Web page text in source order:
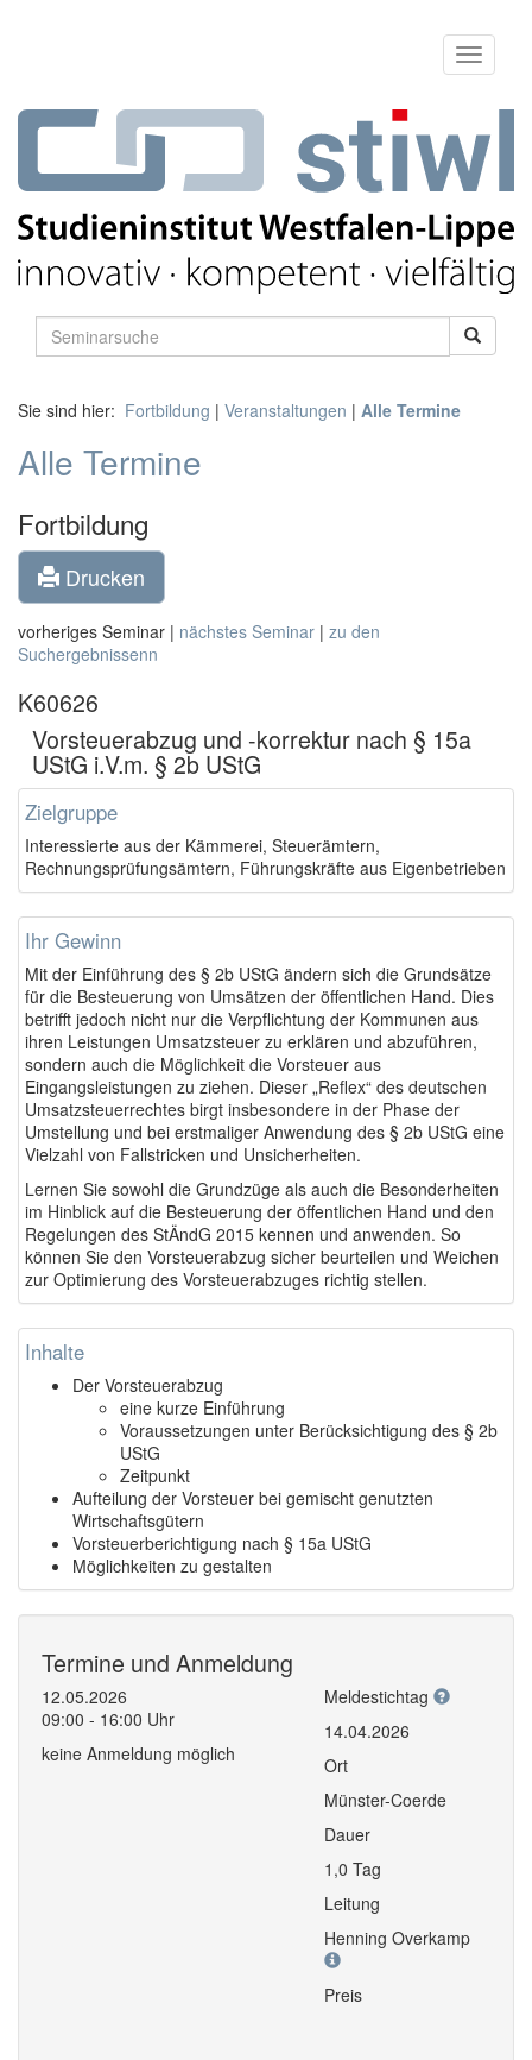
Sie sind hier: Fortbildung | Veranstaltungen | Alle Termine
Alle Termine
Fortbildung
Drucken
vorheriges Seminar | nächstes Seminar | zu den
Suchergebnissenn
K60626
Vorsteuerabzug und -korrektur nach § 15a
UStG i.V.m. § 2b UStG
Zielgruppe
Interessierte aus der Kämmerei, Steuerämtern,
Rechnungsprüfungsämtern, Führungskräfte aus Eigenbetrieben
Ihr Gewinn
Mit der Einführung des § 2b UStG ändern sich die Grundsätze
für die Besteuerung von Umsätzen der öffentlichen Hand. Dies
betrifft jedoch nicht nur die Verpflichtung der Kommunen aus
ihren Leistungen Umsatzsteuer zu erklären und abzuführen,
sondern auch die Möglichkeit die Vorsteuer aus
Eingangsleistungen zu ziehen. Dieser „Reflex“ des deutschen
Umsatzsteuerrechtes birgt insbesondere in der Phase der
Umstellung und bei erstmaliger Anwendung des § 2b UStG eine
Vielzahl von Fallstricken und Unsicherheiten.
Lernen Sie sowohl die Grundzüge als auch die Besonderheiten
im Hinblick auf die Besteuerung der öffentlichen Hand und den
Regelungen des StÄndG 2015 kennen und anwenden. So
können Sie den Vorsteuerabzug sicher beurteilen und Weichen
zur Optimierung des Vorsteuerabzuges richtig stellen.
Inhalte
Der Vorsteuerabzug
eine kurze Einführung
Voraussetzungen unter Berücksichtigung des § 2b
UStG
Zeitpunkt
Aufteilung der Vorsteuer bei gemischt genutzten
Wirtschaftsgütern
Vorsteuerberichtigung nach § 15a UStG
Möglichkeiten zu gestalten
Termine und Anmeldung
12.05.2026
09:00 - 16:00 Uhr
keine Anmeldung möglich
Meldestichtag
14.04.2026
Ort
Münster-Coerde
Dauer
1,0 Tag
Leitung
Henning Overkamp
Preis